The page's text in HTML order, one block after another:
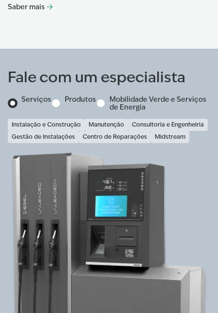
Saber mais
Fale com um especialista
Serviços Produtos
Mobilidade Verde e Serviços
de Energia
Instalação e Construção Manutenção
Consultoria e Engenheiria
Gestão de Instalações
Centro de Reparações Midstream